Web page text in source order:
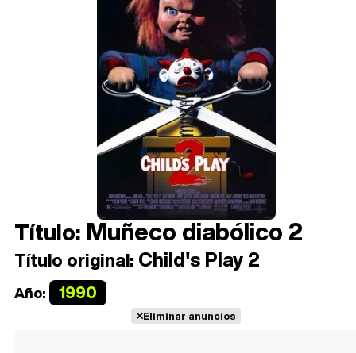
Título: Muñeco diabólico 2
Título original: Child's Play 2
Año: 1990
Eliminar anuncios